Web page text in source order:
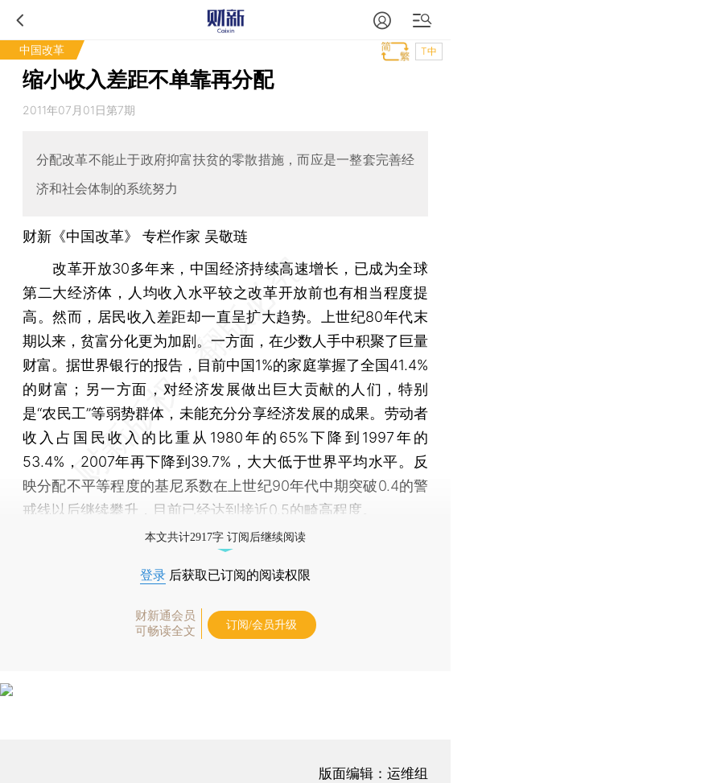
中国改革 T中
缩小收入差距不单靠再分配
2011年07月01日第7期
分配改革不能止于政府抑富扶贫的零散措施，而应是一整套完善经
济和社会体制的系统努力
财新《中国改革》 专栏作家 吴敬琏
改革开放30多年来，中国经济持续高速增长，已成为全球
第二大经济体，人均收入水平较之改革开放前也有相当程度提
高。然而，居民收入差距却一直呈扩大趋势。上世纪80年代末
期以来，贫富分化更为加剧。一方面，在少数人手中积聚了巨量
财富。据世界银行的报告，目前中国1%的家庭掌握了全国41.4%
的财富；另一方面，对经济发展做出巨大贡献的人们，特别
是“农民工”等弱势群体，未能充分分享经济发展的成果。劳动者
收入占国民收入的比重从1980年的65%下降到1997年的
53.4%，2007年再下降到39.7%，大大低于世界平均水平。反
映分配不平等程度的基尼系数在上世纪90年代中期突破0.4的警
戒线以后继续攀升，目前已经达到接近0.5的畸高程度。
本文共计2917字 订阅后继续阅读
登录 后获取已订阅的阅读权限
财新通会员
可畅读全文
订阅/会员升级
版面编辑：运维组